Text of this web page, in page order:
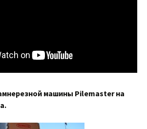
машины Pilemaster на